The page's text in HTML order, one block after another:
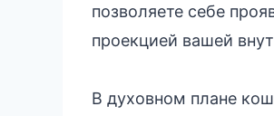
позволяете себе
проекцией вашей
В духовном плане